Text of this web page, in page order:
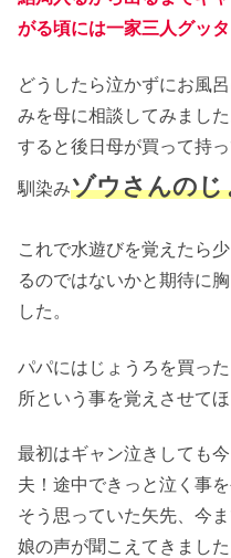
がる頃には一家三人グッタ
どうしたら泣かずにお風
みを母に相談してみました
すると後日母が買って持
馴染みゾウさんのじ
これで水遊びを覚えたら
るのではないかと期待に
した。
パパにはじょうろを買っ
所という事を覚えさせて
最初はギャン泣きしても
夫！途中できっと泣く事を
そう思っていた矢先、今
娘の声が聞こえてきました